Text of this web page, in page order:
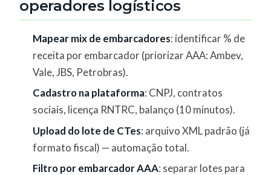
operadores logísticos
Mapear mix de embarcadores: identificar % de
receita por embarcador (priorizar AAA: Ambev,
Vale, JBS, Petrobras).
Cadastro na plataforma: CNPJ, contratos
sociais, licença RNTRC, balanço (10 minutos).
Upload do lote de CTes: arquivo XML padrão (já
formato fiscal) — automação total.
Filtro por embarcador AAA: separar lotes para